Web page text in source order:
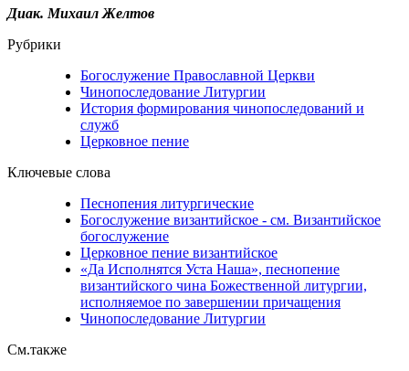
Диак. Михаил Желтов
Рубрики
Богослужение Православной Церкви
Чинопоследование Литургии
История формирования чинопоследований и
служб
Церковное пение
Ключевые слова
Песнопения литургические
Богослужение византийское - см. Византийское
богослужение
Церковное пение византийское
«Да Исполнятся Уста Наша», песнопение
византийского чина Божественной литургии,
исполняемое по завершении причащения
Чинопоследование Литургии
См.также